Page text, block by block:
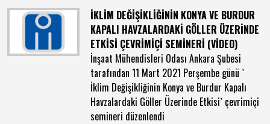
İKLİM DEĞİŞİKLİĞİNİN KONYA VE BURDUR
KAPALI HAVZALARDAKİ GÖLLER ÜZERİNDE
ETKİSİ ÇEVRİMİÇİ SEMİNERİ (VİDEO)
İnşaat Mühendisleri Odası Ankara Şubesi
tarafından 11 Mart 2021 Perşembe günü `
İklim Değişikliğinin Konya ve Burdur Kapalı
Havzalardaki Göller Üzerinde Etkisi` çevrimiçi
semineri düzenlendi